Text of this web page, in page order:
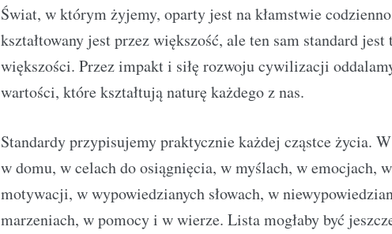
Świat, w którym żyjemy, oparty jest na kłamstwie
kształtowany jest przez większość, ale ten sam standard
większości. Przez impakt i siłę rozwoju cywilizacji
wartości, które kształtują naturę każdego z nas.
Standardy przypisujemy praktycznie każdej cząstce życia.
w domu, w celach do osiągnięcia, w myślach, w emocjach,
motywacji, w wypowiedzianych słowach, w
marzeniach, w pomocy i w wierze. Lista mogłaby być